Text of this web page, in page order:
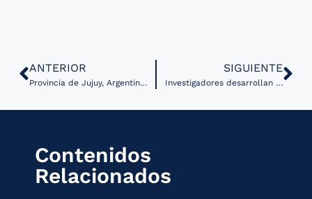
ANTERIOR
Provincia de Jujuy, Argentina brindó 500 atenciones por telemedicina en siete meses
SIGUIENTE
Investigadores desarrollan nuevos algoritmos para la predicción del riesgo de osteoporosis
Contenidos
Relacionados